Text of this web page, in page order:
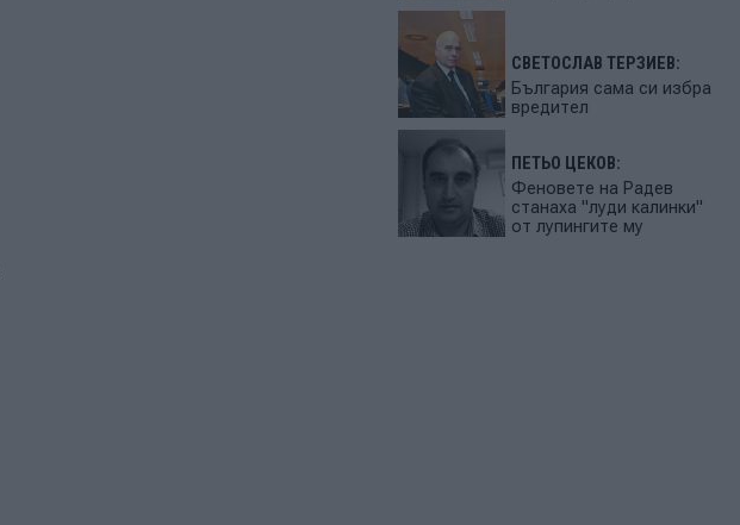
СВЕТОСЛАВ ТЕРЗИЕВ:
България сама си избра
вредител
ПЕТЬО ЦЕКОВ:
Феновете на Радев
станаха "луди калинки"
от лупингите му